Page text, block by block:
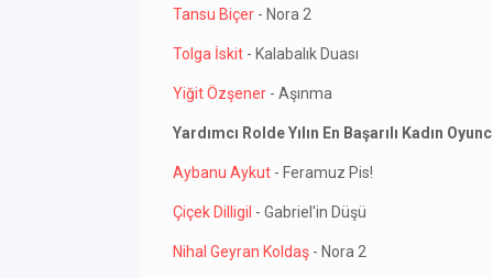
Tansu Biçer - Nora 2
Tolga İskit - Kalabalık Duası
Yiğit Özşener - Aşınma
Yardımcı Rolde Yılın En Başarılı Kadın
Aybanu Aykut - Feramuz Pis!
Çiçek Dilligil - Gabriel'in Düşü
Nihal Geyran Koldaş - Nora 2